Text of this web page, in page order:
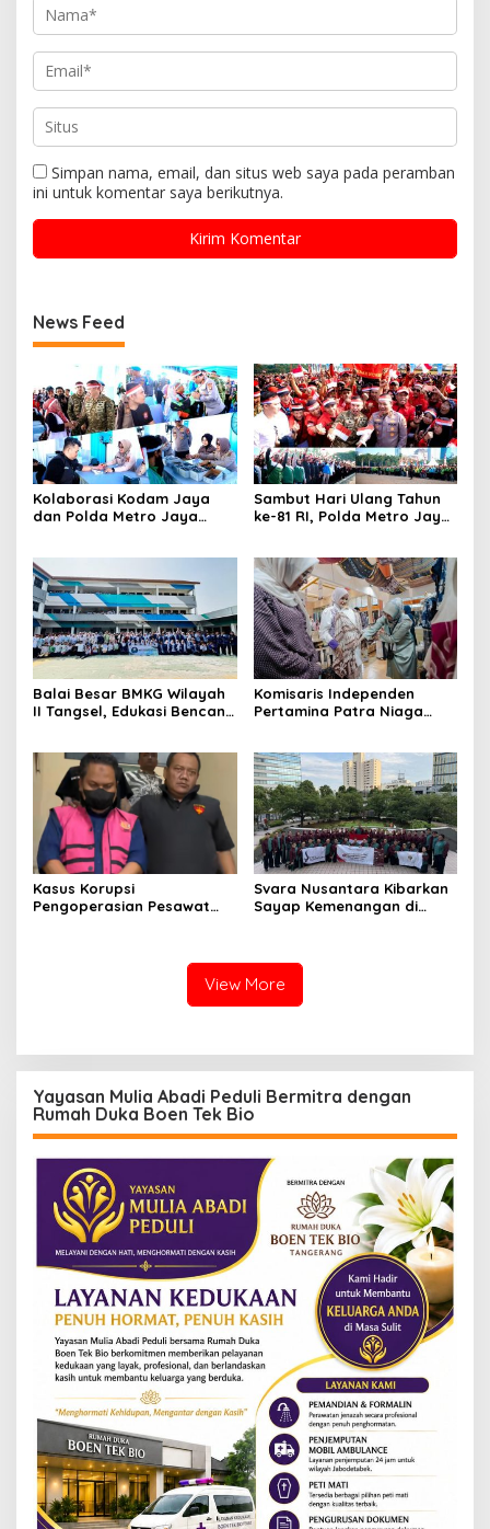
Simpan nama, email, dan situs web saya pada peramban
ini untuk komentar saya berikutnya.
News Feed
Kolaborasi Kodam Jaya
dan Polda Metro Jaya
Sambut Hari Ulang Tahun
ke-81 RI, Polda Metro Jaya
Balai Besar BMKG Wilayah
II Tangsel, Edukasi Bencana
23
Komisaris Independen
Pertamina Patra Niaga
Sentuhan Kemanusiaan dan
Keberlanjutan
Kasus Korupsi
Pengoperasian Pesawat
Svara Nusantara Kibarkan
Sayap Kemenangan di
View More
Yayasan Mulia Abadi Peduli Bermitra dengan
Rumah Duka Boen Tek Bio